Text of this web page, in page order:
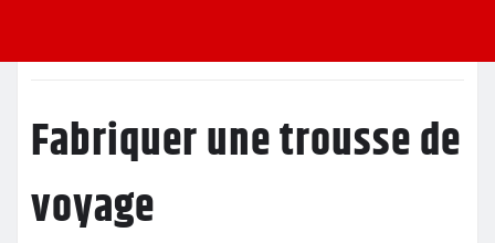
Fabriquer une trousse de
voyage